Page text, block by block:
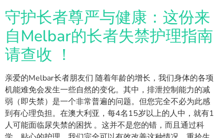
守护长者尊严与健康：这份来
自Melbar的长者失禁护理指南
请查收 ！
亲爱的Melbar长者朋友们 随着年龄的增长，我们身体的各项
机能难免会发生一些自然的变化。其中，排泄控制能力的减
弱（即失禁）是一个非常普遍的问题。但您完全不必为此感
到有心理负担。在澳大利亚，每4名15岁以上的人中，就有1
人可能面临尿失禁的困扰 。这并不是您的错，而且通过科